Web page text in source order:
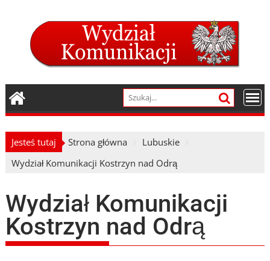
Jesteś tutaj Strona główna
Lubuskie
Wydział Komunikacji Kostrzyn nad Odrą
Wydział Komunikacji
Kostrzyn nad Odrą